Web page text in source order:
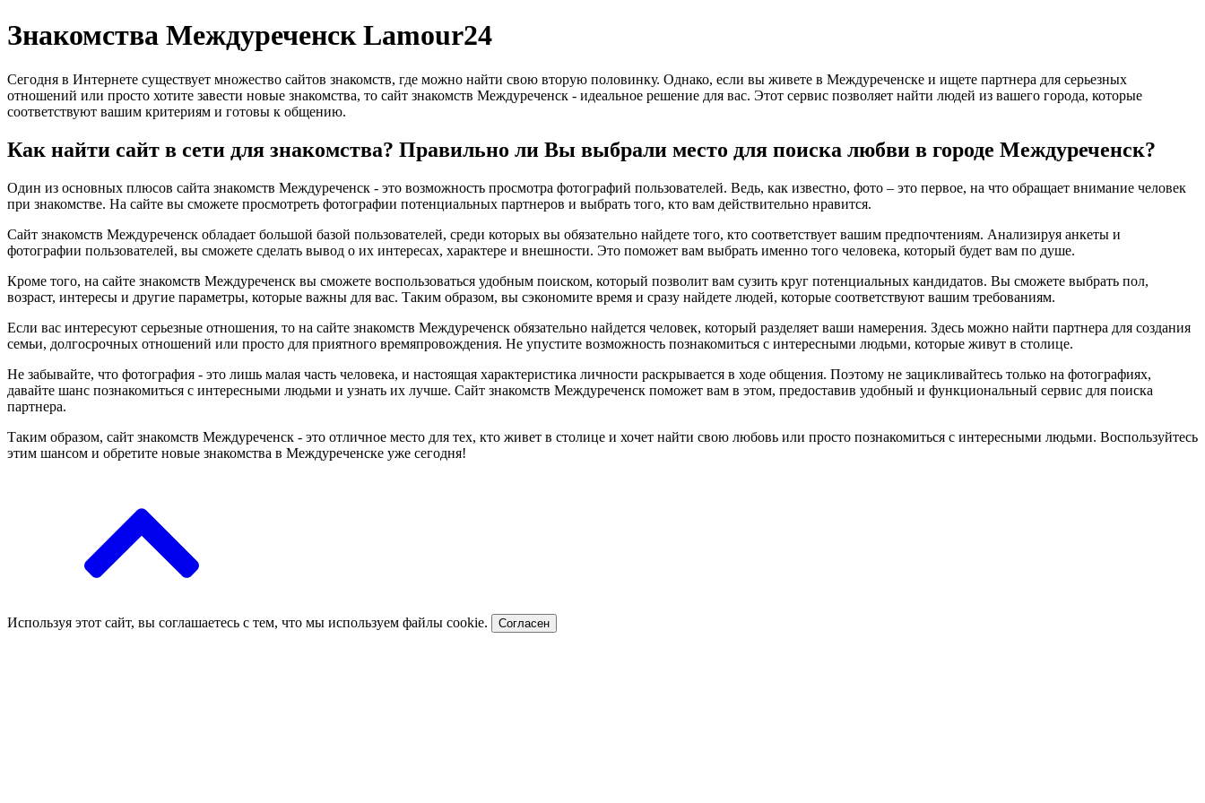
Знакомства Междуреченск Lamour24
Сегодня в Интернете существует множество сайтов знакомств, где можно найти свою вторую половинку. Однако, если вы живете в Междуреченске и ищете партнера для серьезных
отношений или просто хотите завести новые знакомства, то сайт знакомств Междуреченск - идеальное решение для вас. Этот сервис позволяет найти людей из вашего города, которые
соответствуют вашим критериям и готовы к общению.
Как найти сайт в сети для знакомства? Правильно ли Вы выбрали место для поиска любви в городе Междуреченск?
Один из основных плюсов сайта знакомств Междуреченск - это возможность просмотра фотографий пользователей. Ведь, как известно, фото – это первое, на что обращает внимание человек
при знакомстве. На сайте вы сможете просмотреть фотографии потенциальных партнеров и выбрать того, кто вам действительно нравится.
Сайт знакомств Междуреченск обладает большой базой пользователей, среди которых вы обязательно найдете того, кто соответствует вашим предпочтениям. Анализируя анкеты и
фотографии пользователей, вы сможете сделать вывод о их интересах, характере и внешности. Это поможет вам выбрать именно того человека, который будет вам по душе.
Кроме того, на сайте знакомств Междуреченск вы сможете воспользоваться удобным поиском, который позволит вам сузить круг потенциальных кандидатов. Вы сможете выбрать пол,
возраст, интересы и другие параметры, которые важны для вас. Таким образом, вы сэкономите время и сразу найдете людей, которые соответствуют вашим требованиям.
Если вас интересуют серьезные отношения, то на сайте знакомств Междуреченск обязательно найдется человек, который разделяет ваши намерения. Здесь можно найти партнера для создания
семьи, долгосрочных отношений или просто для приятного времяпровождения. Не упустите возможность познакомиться с интересными людьми, которые живут в столице.
Не забывайте, что фотография - это лишь малая часть человека, и настоящая характеристика личности раскрывается в ходе общения. Поэтому не зацикливайтесь только на фотографиях,
давайте шанс познакомиться с интересными людьми и узнать их лучше. Сайт знакомств Междуреченск поможет вам в этом, предоставив удобный и функциональный сервис для поиска
партнера.
Таким образом, сайт знакомств Междуреченск - это отличное место для тех, кто живет в столице и хочет найти свою любовь или просто познакомиться с интересными людьми. Воспользуйтесь
этим шансом и обретите новые знакомства в Междуреченске уже сегодня!
Используя этот сайт, вы соглашаетесь с тем, что мы используем файлы cookie. Согласен